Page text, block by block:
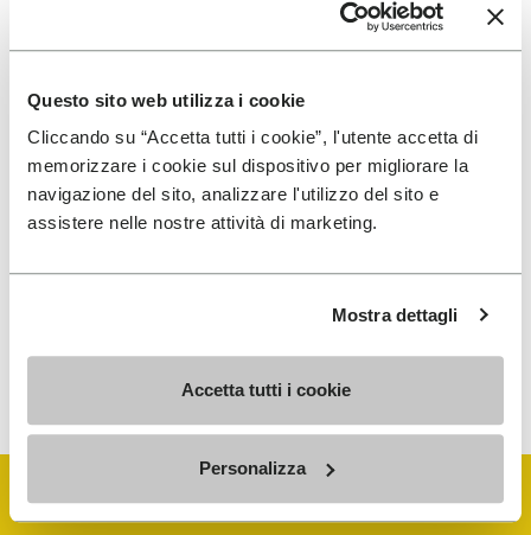
Questo sito web utilizza i cookie
Cliccando su “Accetta tutti i cookie”, l'utente accetta di
memorizzare i cookie sul dispositivo per migliorare la
navigazione del sito, analizzare l'utilizzo del sito e
assistere nelle nostre attività di marketing.
Mostra dettagli
Accetta tutti i cookie
Personalizza
SUSCRÍBETE Y NO TE PIERDAS NUESTRAS NOVEDADES
He leído la Política de Privacidad de Vibram y
acepto el tratamiento de mis datos personales
para recibir comunicaciones personalizadas